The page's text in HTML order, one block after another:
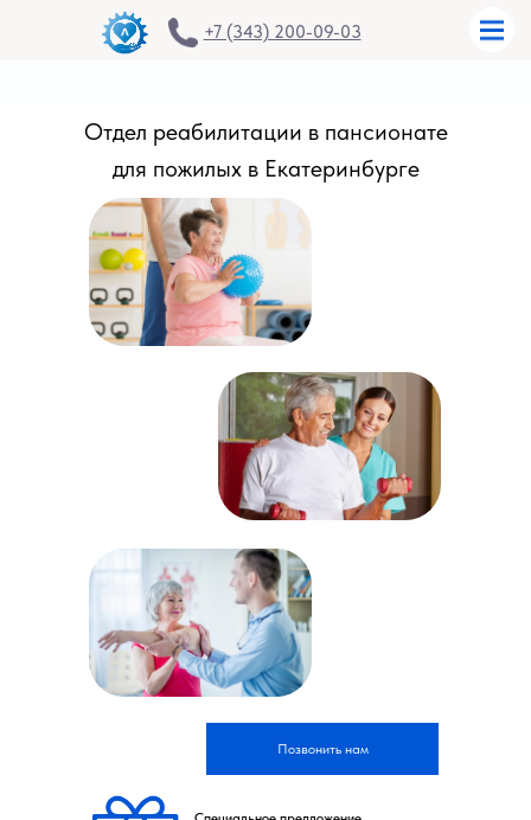
+7 (343) 200-09-03
Отдел реабилитации в пансионате
для пожилых в Екатеринбурге
Позвонить нам